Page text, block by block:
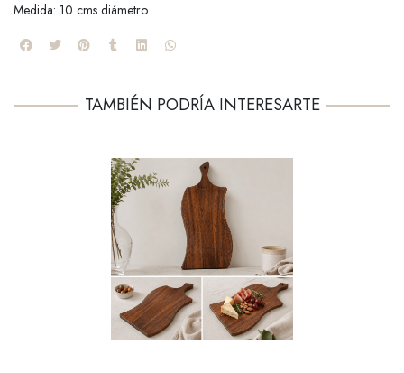
Medida: 10 cms diámetro
TAMBIÉN PODRÍA INTERESARTE